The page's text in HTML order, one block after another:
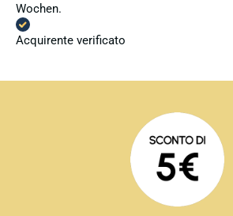
Wochen.
Acquirente verificato